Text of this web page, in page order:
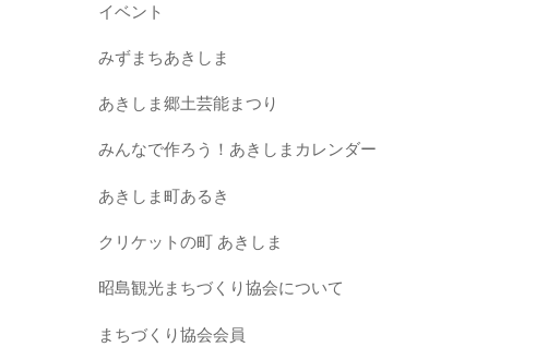
イベント
みずまちあきしま
あきしま郷土芸能まつり
みんなで作ろう！あきしまカレンダー
あきしま町あるき
クリケットの町 あきしま
昭島観光まちづくり協会について
まちづくり協会会員